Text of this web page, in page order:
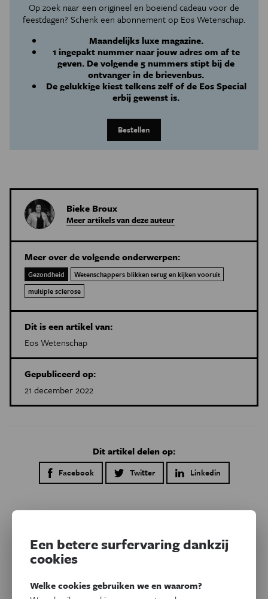
Op zoek naar een origineel en boeiend cadeau voor de
feestdagen? Schenk een abonnement op Eos Wetenschap.
Maandelijks luxe magazine.
1 ingepakt nummer naar jouw adres om af te
geven. De volgende 5 nummers stipt bij de
ontvanger in de brievenbus.
De gelukkige kiest telkens zelf of de Eos Special
erbij gewenst is.
Bestellen
Bieke Broux
Meer artikels van deze auteur
Meer over de volgende onderwerpen:
Gezondheid
Wetenschappers blikken terug en kijken vooruit
multiple sclerose
Dit is een artikel van:
Eos Wetenschap
Gepubliceerd op:
21 december 2022
Dit artikel delen op:
Facebook Twitter Linkedin
Een betere surfervaring dankzij
cookies
Welke cookies gebruiken we en waarom?